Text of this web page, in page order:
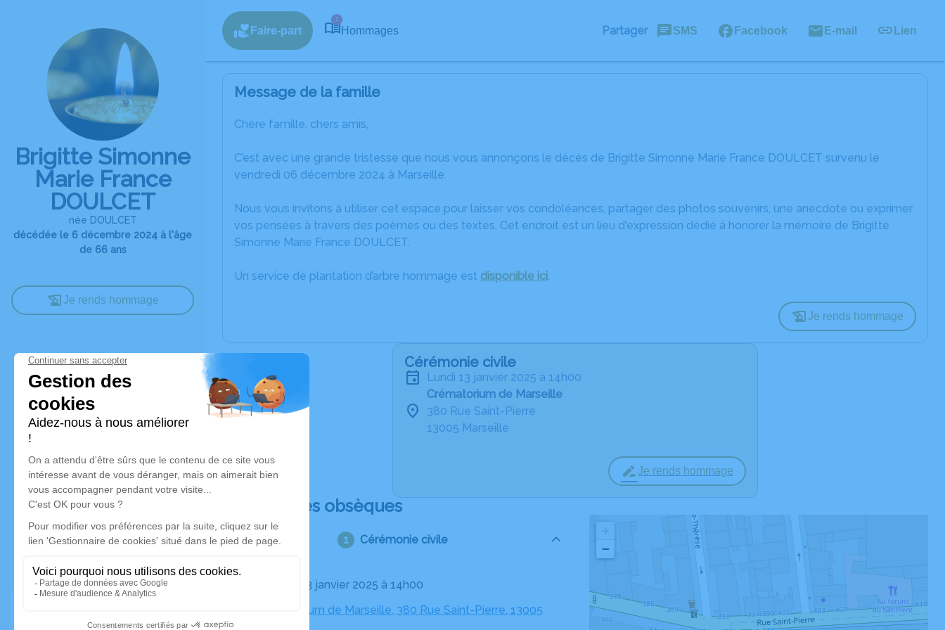
Brigitte Simonne
Marie France
DOULCET
née DOULCET
décédée le 6 décembre 2024 à l'âge
de 66 ans
Je rends hommage
Faire-part
2
Hommages Partager SMS Facebook E-mail Lien
Message de la famille
Chère famille, chers amis,
C’est avec une grande tristesse que nous vous annonçons le décès de Brigitte Simonne Marie France DOULCET survenu le
vendredi 06 décembre 2024 à Marseille.
Nous vous invitons à utiliser cet espace pour laisser vos condoléances, partager des photos souvenirs, une anecdote ou exprimer
vos pensées à travers des poèmes ou des textes. Cet endroit est un lieu d'expression dédié à honorer la mémoire de Brigitte
Simonne Marie France DOULCET.
Un service de plantation d’arbre hommage est disponible ici.
Je rends hommage
Cérémonie civile
lundi 13 janvier 2025 à 14h00
Crématorium de Marseille
380 Rue Saint-Pierre
13005 Marseille
Je rends hommage
Déroulé des obsèques
Cérémonie civile
Le lundi 13 janvier 2025 à 14h00
Crématorium de Marseille, 380 Rue Saint-Pierre, 13005
−